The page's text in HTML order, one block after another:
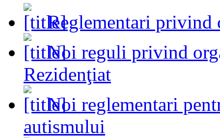
Reglementari privind
Noi reguli privind
Rezidenţiat
Noi reglementari
autismului